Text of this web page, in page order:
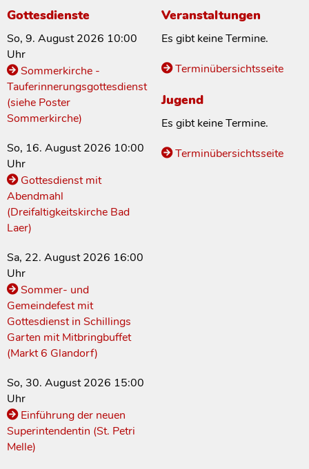
Gottesdienste
So, 9. August 2026 10:00
Uhr
Sommerkirche -
Tauferinnerungsgottesdienst
(siehe Poster
Sommerkirche)
So, 16. August 2026 10:00
Uhr
Gottesdienst mit
Abendmahl
(Dreifaltigkeitskirche Bad
Laer)
Sa, 22. August 2026 16:00
Uhr
Sommer- und
Gemeindefest mit
Gottesdienst in Schillings
Garten mit Mitbringbuffet
(Markt 6 Glandorf)
So, 30. August 2026 15:00
Uhr
Einführung der neuen
Superintendentin (St. Petri
Melle)
Veranstaltungen
Es gibt keine Termine.
Terminübersichtsseite
Jugend
Es gibt keine Termine.
Terminübersichtsseite